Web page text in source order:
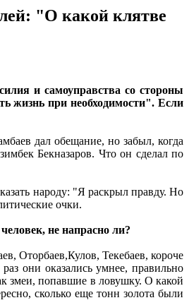
"О какой клятве
и самоуправства со стороны
жизнь при необходимости". Если
дал обещание, но забыл, когда
Бекназаров. Что он сделал по
народу: "Я раскрыл правду. Но
очки.
не напрасно ли?
Оторбаев,Кулов, Текебаев, короче
они оказались умнее, правильно
змеи, попавшие в ловушку. О какой
сколько еще тонн золота были